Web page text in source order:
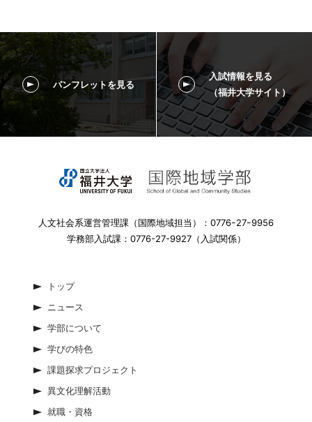
パンフレットを見る
入試情報を見る
（福井大学サイト）
人文社会系運営管理課（国際地域担当）：0776ｰ27ｰ9956
学務部入試課：0776-27-9927（入試関係）
トップ
ニュース
学部について
学びの特色
課題探求プロジェクト
異文化理解活動
就職・資格